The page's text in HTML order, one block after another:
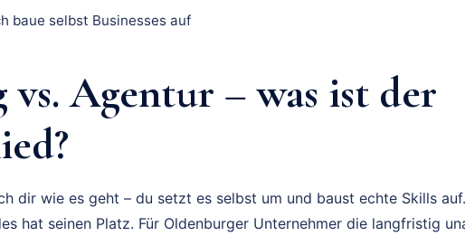
baue selbst Businesses auf
vs. Agentur – was ist der
dir wie es geht – du setzt es selbst um und baust echte Skills
hat seinen Platz. Für Oldenburger Unternehmer die langfristig